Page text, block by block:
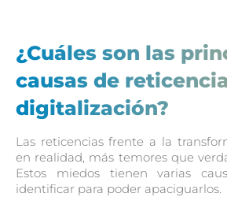
¿Cuáles son las
causas de
digitalización?
Las reticencias frente a la
en realidad, más temores que
Estos miedos tienen varias
identificar para poder apaciguarlos.